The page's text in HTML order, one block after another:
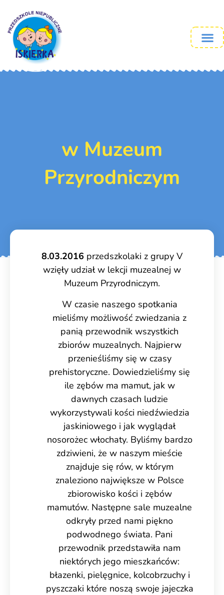
w Muzeum
Przyrodniczym
8.03.2016 przedszkolaki z grupy V
wzięły udział w lekcji muzealnej w
Muzeum Przyrodniczym.
W czasie naszego spotkania
mieliśmy możliwość zwiedzania z
panią przewodnik wszystkich
zbiorów muzealnych. Najpierw
przenieśliśmy się w czasy
prehistoryczne. Dowiedzieliśmy się
ile zębów ma mamut, jak w
dawnych czasach ludzie
wykorzystywali kości niedźwiedzia
jaskiniowego i jak wyglądał
nosorożec włochaty. Byliśmy bardzo
zdziwieni, że w naszym mieście
znajduje się rów, w którym
znaleziono największe w Polsce
zbiorowisko kości i zębów
mamutów. Następne sale muzealne
odkryły przed nami piękno
podwodnego świata. Pani
przewodnik przedstawiła nam
niektórych jego mieszkańców:
błazenki, pielęgnice, kolcobrzuchy i
pyszczaki które noszą swoje jajeczka